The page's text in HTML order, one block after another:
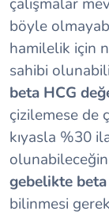
böyle
hamilelik için
sahibi
beta HCG
çizilemese de
kıyasla %30
gebelikte
bilinmesi